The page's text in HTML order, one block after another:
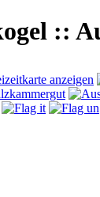
::